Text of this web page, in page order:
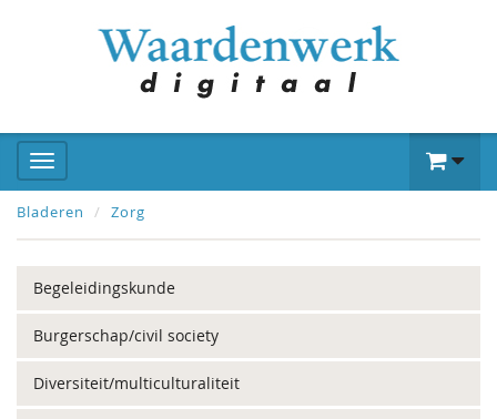
Bladeren Zorg
Begeleidingskunde
Burgerschap/civil society
Diversiteit/multiculturaliteit